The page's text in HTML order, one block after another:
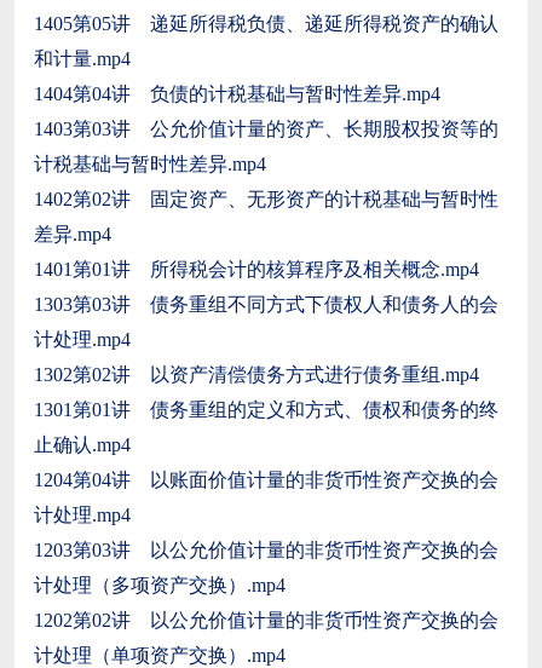
1405第05讲 递延所得税负债、递延所得税资产的确认
和计量.mp4
1404第04讲 负债的计税基础与暂时性差异.mp4
1403第03讲 公允价值计量的资产、长期股权投资等的
计税基础与暂时性差异.mp4
1402第02讲 固定资产、无形资产的计税基础与暂时性
差异.mp4
1401第01讲 所得税会计的核算程序及相关概念.mp4
1303第03讲 债务重组不同方式下债权人和债务人的会
计处理.mp4
1302第02讲 以资产清偿债务方式进行债务重组.mp4
1301第01讲 债务重组的定义和方式、债权和债务的终
止确认.mp4
1204第04讲 以账面价值计量的非货币性资产交换的会
计处理.mp4
1203第03讲 以公允价值计量的非货币性资产交换的会
计处理（多项资产交换）.mp4
1202第02讲 以公允价值计量的非货币性资产交换的会
计处理（单项资产交换）.mp4